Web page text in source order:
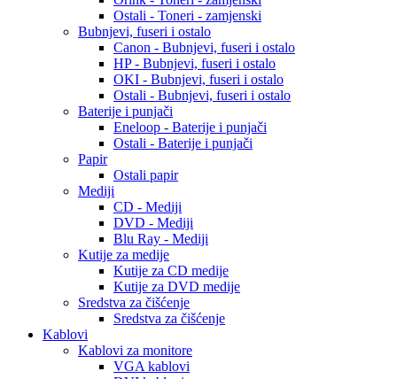
Ostali - Toneri - zamjenski
Bubnjevi, fuseri i ostalo
Canon - Bubnjevi, fuseri i ostalo
HP - Bubnjevi, fuseri i ostalo
OKI - Bubnjevi, fuseri i ostalo
Ostali - Bubnjevi, fuseri i ostalo
Baterije i punjači
Eneloop - Baterije i punjači
Ostali - Baterije i punjači
Papir
Ostali papir
Mediji
CD - Mediji
DVD - Mediji
Blu Ray - Mediji
Kutije za medije
Kutije za CD medije
Kutije za DVD medije
Sredstva za čišćenje
Sredstva za čišćenje
Kablovi
Kablovi za monitore
VGA kablovi